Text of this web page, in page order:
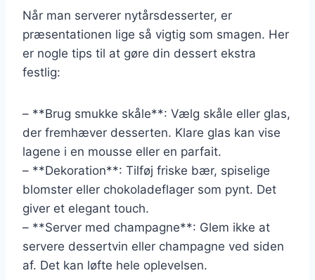
Når man serverer nytårsdesserter, er
præsentationen lige så vigtig som smagen. Her
er nogle tips til at gøre din dessert ekstra
festlig:
– **Brug smukke skåle**: Vælg skåle eller glas,
der fremhæver desserten. Klare glas kan vise
lagene i en mousse eller en parfait.
– **Dekoration**: Tilføj friske bær, spiselige
blomster eller chokoladeflager som pynt. Det
giver et elegant touch.
– **Server med champagne**: Glem ikke at
servere dessertvin eller champagne ved siden
af. Det kan løfte hele oplevelsen.